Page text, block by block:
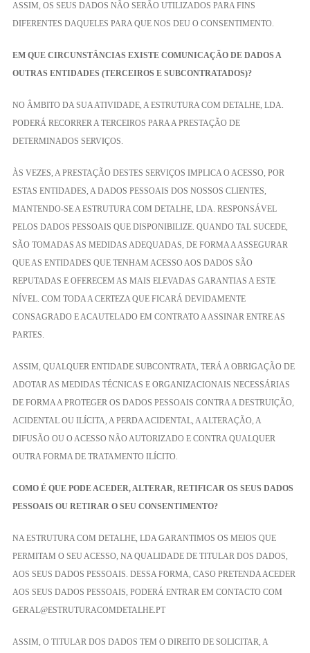
ASSIM, OS SEUS DADOS NÃO SERÃO UTILIZADOS PARA FINS
DIFERENTES DAQUELES PARA QUE NOS DEU O CONSENTIMENTO.
EM QUE CIRCUNSTÂNCIAS EXISTE COMUNICAÇÃO DE DADOS A
OUTRAS ENTIDADES (TERCEIROS E SUBCONTRATADOS)?
NO ÂMBITO DA SUA ATIVIDADE, A ESTRUTURA COM DETALHE, LDA.
PODERÁ RECORRER A TERCEIROS PARA A PRESTAÇÃO DE
DETERMINADOS SERVIÇOS.
ÀS VEZES, A PRESTAÇÃO DESTES SERVIÇOS IMPLICA O ACESSO, POR
ESTAS ENTIDADES, A DADOS PESSOAIS DOS NOSSOS CLIENTES,
MANTENDO-SE A ESTRUTURA COM DETALHE, LDA. RESPONSÁVEL
PELOS DADOS PESSOAIS QUE DISPONIBILIZE. QUANDO TAL SUCEDE,
SÃO TOMADAS AS MEDIDAS ADEQUADAS, DE FORMA A ASSEGURAR
QUE AS ENTIDADES QUE TENHAM ACESSO AOS DADOS SÃO
REPUTADAS E OFERECEM AS MAIS ELEVADAS GARANTIAS A ESTE
NÍVEL. COM TODA A CERTEZA QUE FICARÁ DEVIDAMENTE
CONSAGRADO E ACAUTELADO EM CONTRATO A ASSINAR ENTRE AS
PARTES.
ASSIM, QUALQUER ENTIDADE SUBCONTRATA, TERÁ A OBRIGAÇÃO DE
ADOTAR AS MEDIDAS TÉCNICAS E ORGANIZACIONAIS NECESSÁRIAS
DE FORMA A PROTEGER OS DADOS PESSOAIS CONTRA A DESTRUIÇÃO,
ACIDENTAL OU ILÍCITA, A PERDA ACIDENTAL, A ALTERAÇÃO, A
DIFUSÃO OU O ACESSO NÃO AUTORIZADO E CONTRA QUALQUER
OUTRA FORMA DE TRATAMENTO ILÍCITO.
COMO É QUE PODE ACEDER, ALTERAR, RETIFICAR OS SEUS DADOS
PESSOAIS OU RETIRAR O SEU CONSENTIMENTO?
NA ESTRUTURA COM DETALHE, LDA GARANTIMOS OS MEIOS QUE
PERMITAM O SEU ACESSO, NA QUALIDADE DE TITULAR DOS DADOS,
AOS SEUS DADOS PESSOAIS. DESSA FORMA, CASO PRETENDA ACEDER
AOS SEUS DADOS PESSOAIS, PODERÁ ENTRAR EM CONTACTO COM
GERAL@ESTRUTURACOMDETALHE.PT
ASSIM, O TITULAR DOS DADOS TEM O DIREITO DE SOLICITAR, A